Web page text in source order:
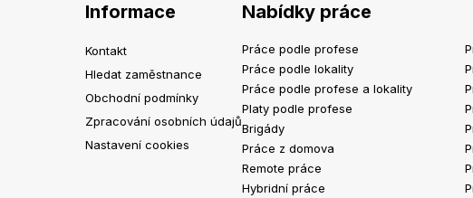
Informace
Kontakt
Hledat zaměstnance
Obchodní podmínky
Zpracování osobních údajů
Nastavení cookies
Nabídky práce
Práce podle profese
Práce podle lokality
Práce podle profese a lokality
Platy podle profese
Brigády
Práce z domova
Remote práce
Hybridní práce